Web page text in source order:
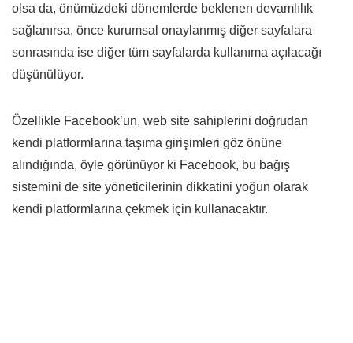
olsa da, önümüzdeki dönemlerde beklenen devamlılık
sağlanırsa, önce kurumsal onaylanmış diğer sayfalara
sonrasında ise diğer tüm sayfalarda kullanıma açılacağı
düşünülüyor.
Özellikle Facebook’un, web site sahiplerini doğrudan
kendi platformlarına taşıma girişimleri göz önüne
alındığında, öyle görünüyor ki Facebook, bu bağış
sistemini de site yöneticilerinin dikkatini yoğun olarak
kendi platformlarına çekmek için kullanacaktır.